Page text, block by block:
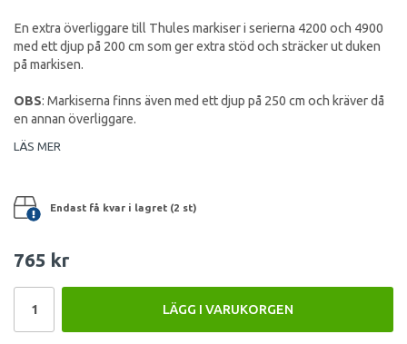
En extra överliggare till Thules markiser i serierna 4200 och 4900
med ett djup på 200 cm som ger extra stöd och sträcker ut duken
på markisen.
OBS: Markiserna finns även med ett djup på 250 cm och kräver då
en annan överliggare.
LÄS MER
Endast få kvar i lagret (2 st)
765 kr
LÄGG I VARUKORGEN